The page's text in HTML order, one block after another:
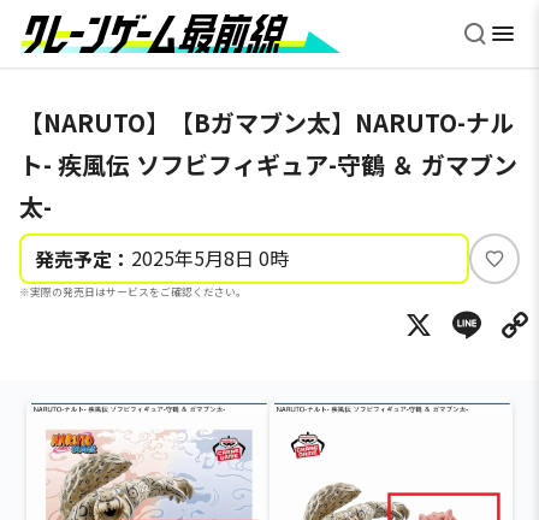
【NARUTO】【Bガマブン太】NARUTO-ナル
ト- 疾風伝 ソフビフィギュア-守鶴 ＆ ガマブン
太-
発売予定： 2025年5月8日 0時
※実際の発売日はサービスをご確認ください。
い
ね
X